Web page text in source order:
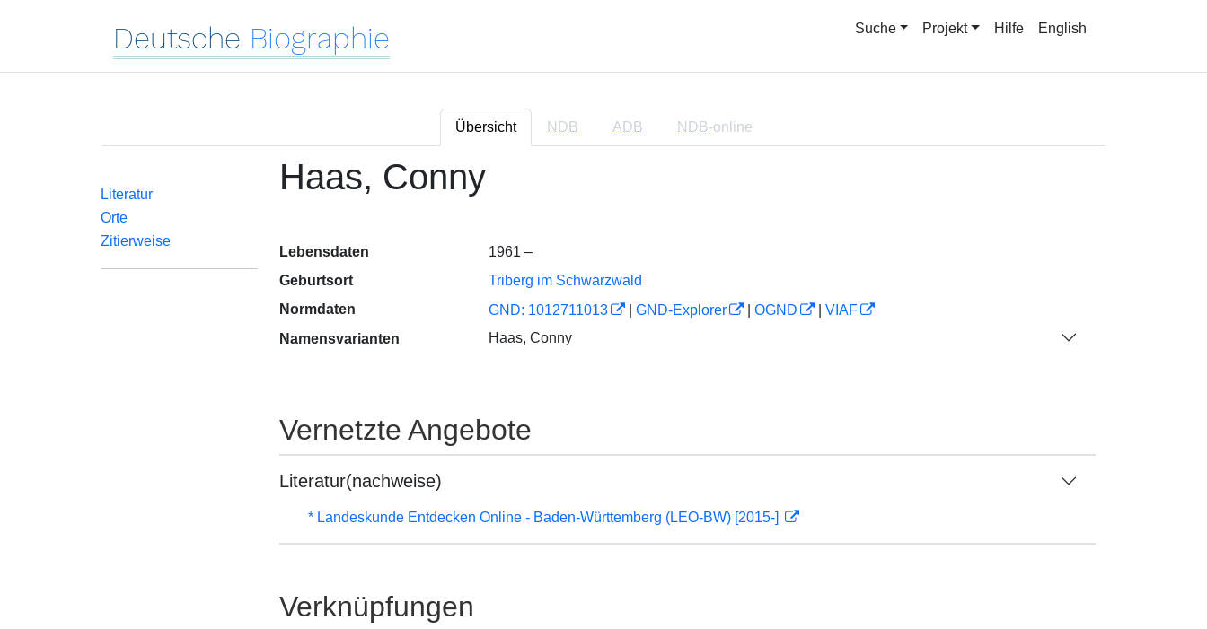
Deutsche Biographie Suche Projekt Hilfe English
Übersicht NDB ADB NDB-online
Literatur
Orte
Zitierweise
Haas, Conny
Lebensdaten
1961 –
Geburtsort
Triberg im Schwarzwald
Normdaten
GND: 1012711013 GND-Explorer OGND
VIAF
Namensvarianten
Haas, Conny
Vernetzte Angebote
Literatur(nachweise)
* Landeskunde Entdecken Online - Baden-Württemberg (LEO-BW) [2015-]
Verknüpfungen